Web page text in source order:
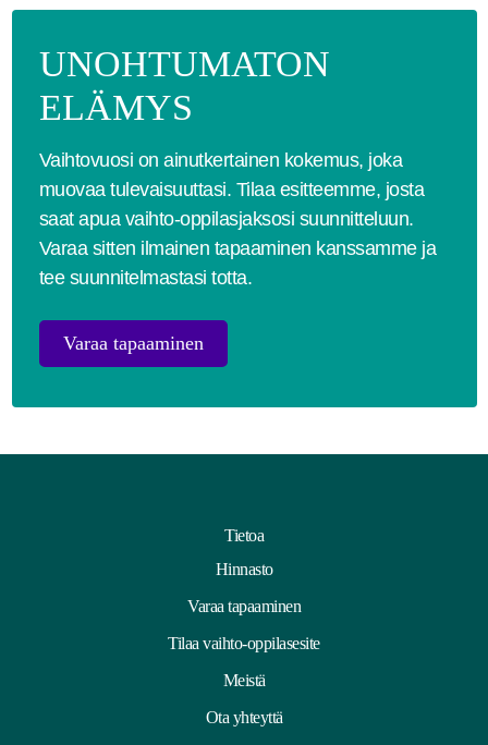
UNOHTUMATON
ELÄMYS
Vaihtovuosi on ainutkertainen kokemus, joka
muovaa tulevaisuuttasi. Tilaa esitteemme, josta
saat apua vaihto-oppilasjaksosi suunnitteluun.
Varaa sitten ilmainen tapaaminen kanssamme ja
tee suunnitelmastasi totta.
Varaa tapaaminen
Tietoa
Hinnasto
Varaa tapaaminen
Tilaa vaihto-oppilasesite
Meistä
Ota yhteyttä